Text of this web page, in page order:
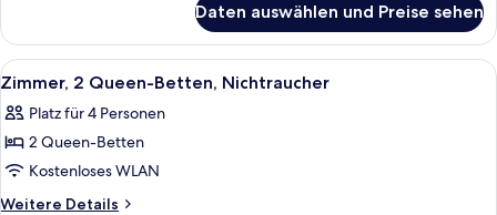
Bathtub
w/grab
bars)
anzeigen
2 Queen-
Betten,
barrierefrei,
(Mobility/Hearing,
Bathtub
bars)
Daten auswählen und Preise sehen
Alle
Fotos
für
Zimmer,
2 Queen-
Betten,
Ein Hotelzimmer mit zwei Betten,
8
Zimmer, 2 Queen-Betten, Nichtraucher
Platz für 4 Personen
2 Queen-Betten
Kostenloses WLAN
Weitere Details
Weitere